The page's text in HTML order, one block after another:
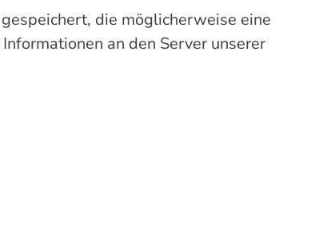
die möglicherweise eine
an den Server unserer